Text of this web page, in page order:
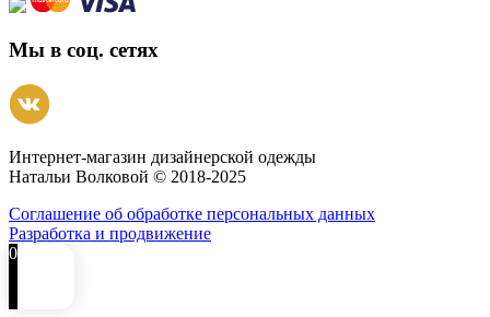
Мы в соц. сетях
Интернет-магазин дизайнерской одежды
Натальи Волковой © 2018-2025
Соглашение об обработке персональных данных
Разработка и продвижение
0